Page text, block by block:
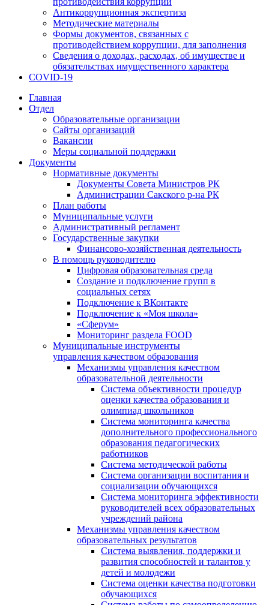
Антикоррупционная экспертиза
Методические материалы
Формы документов, связанных с
противодействием коррупции, для заполнения
Сведения о доходах, расходах, об имуществе и
обязательствах имущественного характера
COVID-19
Главная
Отдел
Образовательные организации
Сайты организаций
Вакансии
Меры социальной поддержки
Документы
Нормативные документы
Документы Совета Министров РК
Администрации Сакского р-на РК
План работы
Муниципальные услуги
Административный регламент
Государственные закупки
Финансово-хозяйственная деятельность
В помощь руководителю
Цифровая образовательная среда
Создание и подключение групп в
социальных сетях
Подключение к ВКонтакте
Подключение к «Моя школа»
«Сферум»
Мониторинг раздела FOOD
Муниципальные инструменты
управления качеством образования
Механизмы управления качеством
образовательной деятельности
Система объективности процедур
оценки качества образования и
олимпиад школьников
Система мониторинга качества
дополнительного профессионального
образования педагогических
работников
Система методической работы
Система организации воспитания и
социализации обучающихся
Система мониторинга эффективности
руководителей всех образовательных
учреждений района
Механизмы управления качеством
образовательных результатов
Система выявления, поддержки и
развития способностей и талантов у
детей и молодежи
Система оценки качества подготовки
обучающихся